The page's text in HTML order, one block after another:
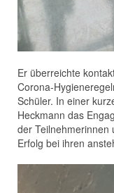
Er überreichte
Corona-
Schüler. In einer
Heckmann das
der Teilnehmerinnen
Erfolg bei ihren